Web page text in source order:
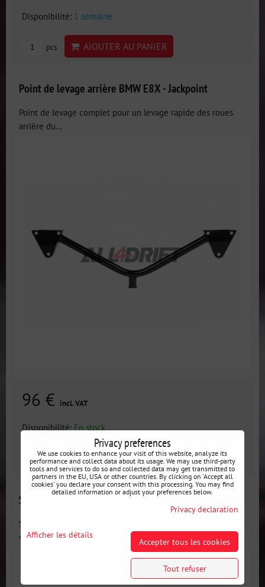
Disponibilité: 1 semaine
pcs AJOUTER AU PANIER
Point de levage arrière BMW E8X - Jackpoint
Point de levage complet pour un levage rapide des roues
arrière du...
96 € incl. VAT
Disponibilité:En stock
pcs AJOUTER AU PANIER
Sangle de remorquage - Sangle Sabelt rouge
Sangle de remorquage solide et de haute qualité, qui ne
vous...
Privacy preferences
We use cookies to enhance your visit of this website, analyze its
performance and collect data about its usage. We may use third-party
tools and services to do so and collected data may get transmitted to
partners in the EU, USA or other countries. By clicking on 'Accept all
cookies' you declare your consent with this processing. You may find
detailed information or adjust your preferences below.
Privacy declaration
Afficher les détails
Accepter tous les cookies
Tout refuser